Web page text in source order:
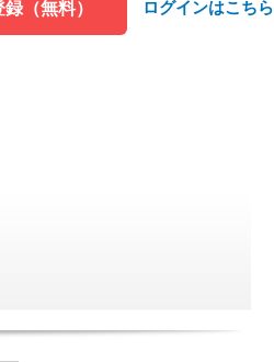
（無料） ログインはこちら